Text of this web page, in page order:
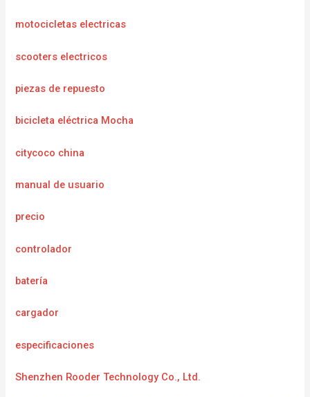
motocicletas electricas
scooters electricos
piezas de repuesto
bicicleta eléctrica Mocha
citycoco china
manual de usuario
precio
controlador
batería
cargador
especificaciones
Shenzhen Rooder Technology Co., Ltd.